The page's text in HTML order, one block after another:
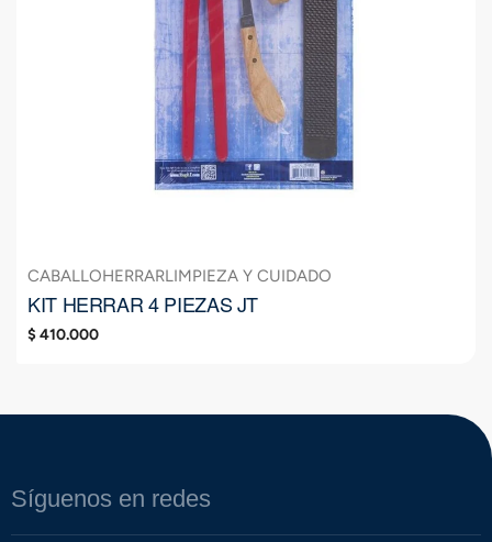
CABALLOHERRARLIMPIEZA Y CUIDADO
KIT HERRAR 4 PIEZAS JT
$410.000
Síguenos en redes